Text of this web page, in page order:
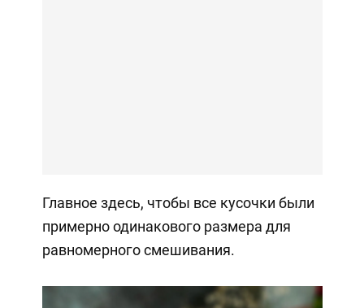
Главное здесь, чтобы все кусочки были
примерно одинакового размера для
равномерного смешивания.